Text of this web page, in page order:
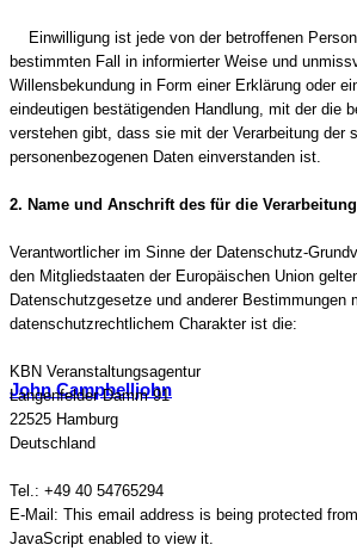
John Campbelljohn
Einwilligung ist jede von der betroffenen
bestimmten Fall in informierter Weise und
Willensbekundung in Form einer Erklärung oder
eindeutigen bestätigenden Handlung, mit der die
verstehen gibt, dass sie mit der Verarbeitung der
personenbezogenen Daten einverstanden ist.
2. Name und Anschrift des für die
Verantwortlicher im Sinne der Datenschutz-
den Mitgliedstaaten der Europäischen Union
Datenschutzgesetze und anderer Bestimmungen
datenschutzrechtlichem Charakter ist die:
KBN Veranstaltungsagentur
Langenfelder Damm 91
22525 Hamburg
Deutschland
Tel.: +49 40 54765294
E-Mail: This email address is being protected
JavaScript enabled to view it.